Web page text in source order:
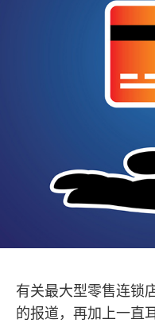
有关最大型零售连锁
的报道，再加上一直